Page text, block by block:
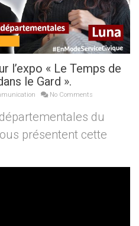
l’expo « Le Temps de
le Gard ».
No Comments
du
présentent cette